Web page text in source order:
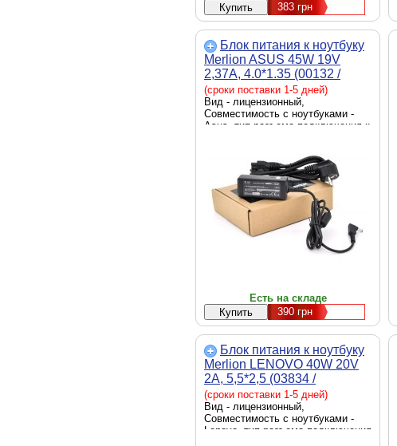
383грн
Блок питания к ноутбуку
Merlion ASUS 45W 19V
2,37A, 4.0*1.35 (00132 /
LAS45/19-4,0*1,35)
(сроки поставки 1-5 дней)
Вид - лицензионный,
Совместимость с ноутбуками -
Asus, тип разъема подключения к
мощность - 45 Вт
Есть на складе
390грн
Блок питания к ноутбуку
Merlion LENOVO 40W 20V
2A, 5,5*2,5 (03834 /
LLN40/20-5,5*2,5)
(сроки поставки 1-5 дней)
Вид - лицензионный,
Совместимость с ноутбуками -
Lenovo, тип разъема подключения